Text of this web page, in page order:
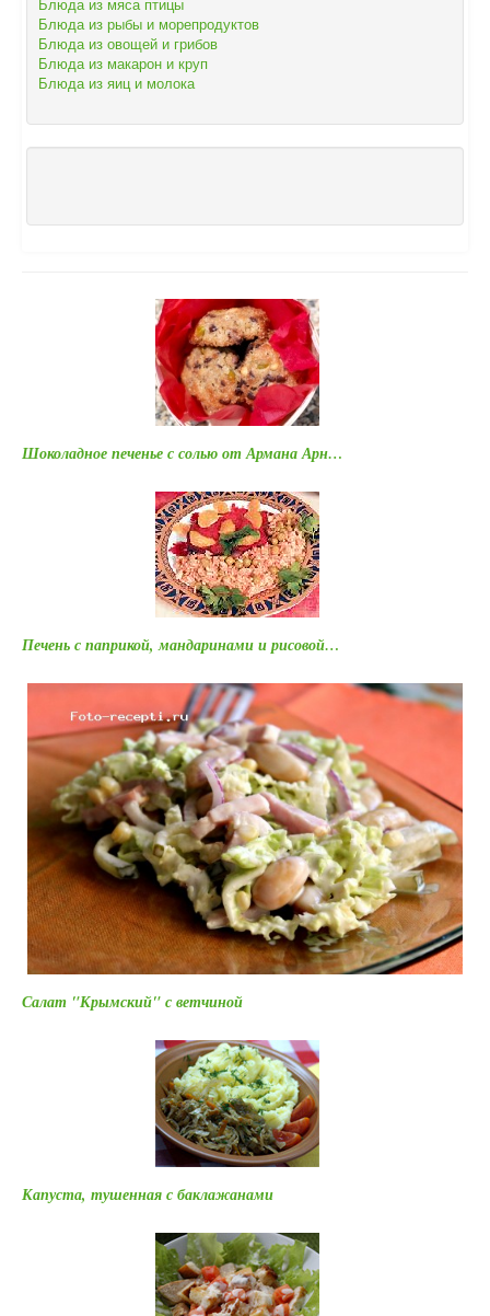
Блюда из рыбы и морепродуктов
Блюда из овощей и грибов
Блюда из макарон и круп
Блюда из яиц и молока
Шоколадное печенье с солью от Армана Арн…
Печень с паприкой, мандаринами и рисовой…
Салат "Крымский" с ветчиной
Капуста, тушенная с баклажанами